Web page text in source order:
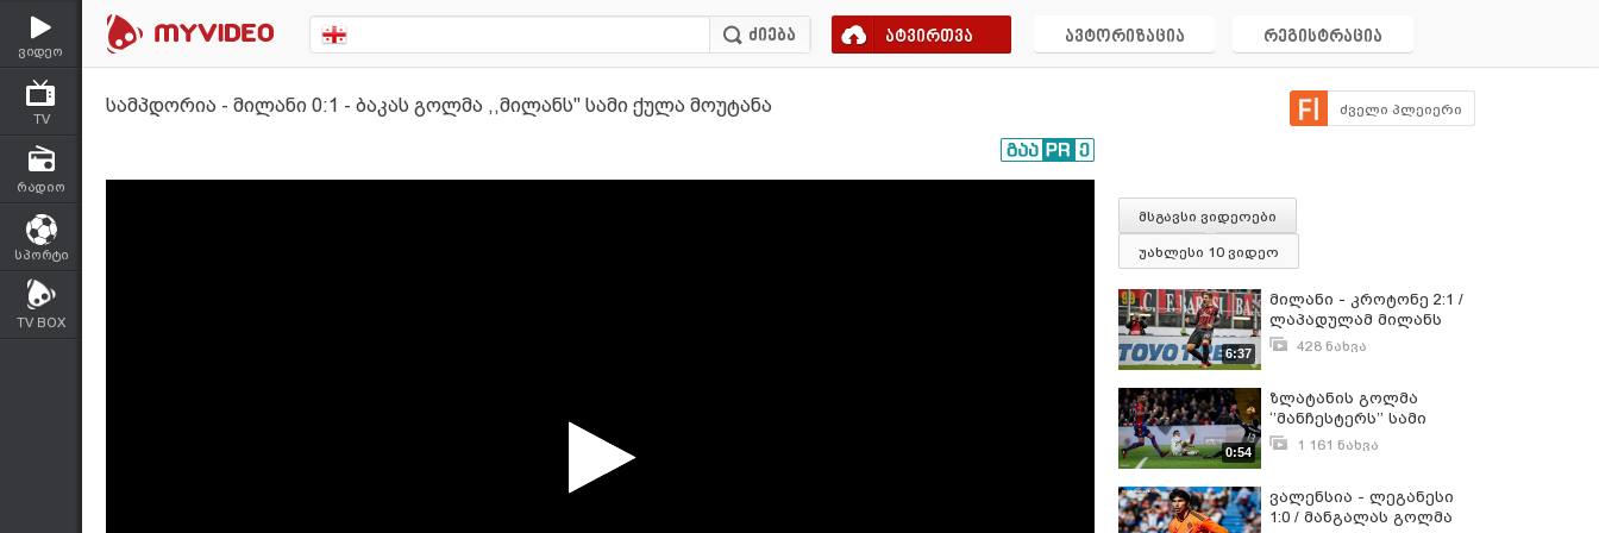
ვიდეო
TV
რადიო
სპორტი
TV BOX
ატვირთვა ავტორიზაცია რეგისტრაცია
სამპდორია - მილანი 0:1 - ბაკას გოლმა ,,მილანს'' სამი ქულა მოუტანა ძველი პლეიერი
მსგავსი ვიდეოები
უახლესი 10 ვიდეო
6:37
მილანი - კროტონე 2:1 /
ლაპადულამ მილანს
სამი ქულა მოუტანა
428 ნახვა
0:54
ზლატანის გოლმა
‘’მანჩესტერს’’ სამი
ქულა მოუტანა
1 161 ნახვა
ვალენსია - ლეგანესი
1:0 / მანგალას გოლმა